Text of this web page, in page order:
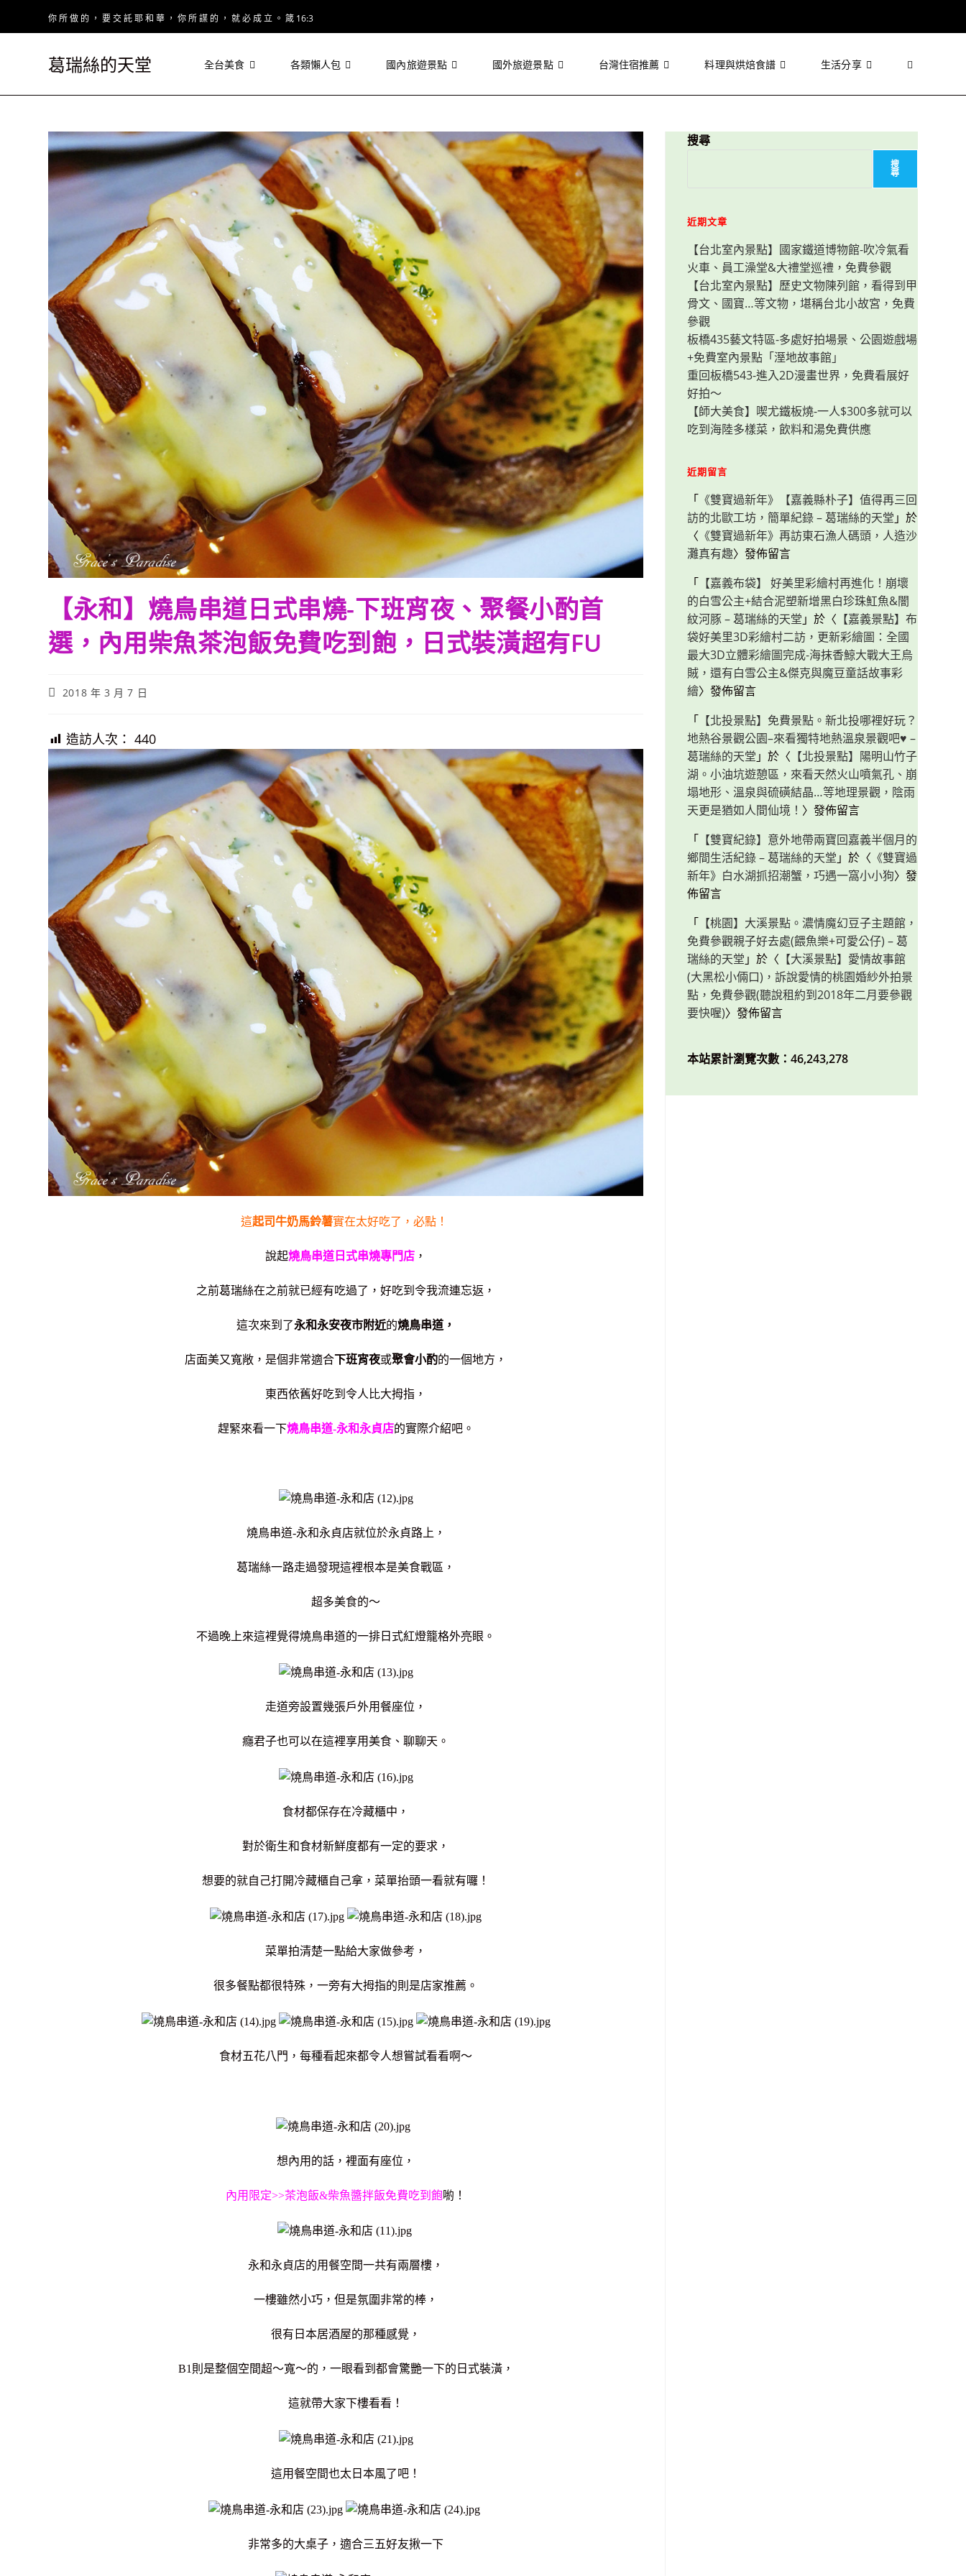
你 所 做 的 ， 要 交 託 耶 和 華 ， 你 所 謀 的 ， 就 必 成 立 。 箴 16:3
葛瑞絲的天堂 全台美食 各類懶人包 國內旅遊景點 國外旅遊景點 台灣住宿推薦 料理與烘焙食譜 生活分享 Toggle
search
【永和】燒鳥串道日式串燒-下班宵夜、聚餐小酌首
選，內用柴魚茶泡飯免費吃到飽，日式裝潢超有FU
Post2018 年 3 月 7 日
造訪人次： 440
這起司牛奶馬鈴薯實在太好吃了，必點！
說起燒鳥串道日式串燒專門店 ，
之前葛瑞絲在之前就已經有吃過了，好吃到令我流連忘返，
這次來到了永和永安夜市附近的燒鳥串道，
店面美又寬敞，是個非常適合下班宵夜或聚會小酌的一個地方，
東西依舊好吃到令人比大拇指，
趕緊來看一下燒鳥串道-永和永貞店的實際介紹吧。
燒鳥串道-永和永貞店就位於永貞路上，
葛瑞絲一路走過發現這裡根本是美食戰區，
超多美食的～
不過晚上來這裡覺得燒鳥串道的一排日式紅燈籠格外亮眼。
走道旁設置幾張戶外用餐座位，
癮君子也可以在這裡享用美食、聊聊天。
食材都保存在冷藏櫃中，
對於衛生和食材新鮮度都有一定的要求，
想要的就自己打開冷藏櫃自己拿，菜單抬頭一看就有囉！
菜單拍清楚一點給大家做參考，
很多餐點都很特殊，一旁有大拇指的則是店家推薦。
食材五花八門，每種看起來都令人想嘗試看看啊～
想內用的話，裡面有座位，
內用限定>>茶泡飯&柴魚醬拌飯免費吃到飽喲！
永和永貞店的用餐空間一共有兩層樓，
一樓雖然小巧，但是氛圍非常的棒，
很有日本居酒屋的那種感覺，
B1則是整個空間超～寬～的，一眼看到都會驚艷一下的日式裝潢，
這就帶大家下樓看看！
這用餐空間也太日本風了吧！
非常多的大桌子，適合三五好友揪一下
搜尋
搜
尋
近期文章
【台北室內景點】國家鐵道博物館-吹冷氣看
火車、員工澡堂&大禮堂巡禮，免費參觀
【台北室內景點】歷史文物陳列館，看得到甲
骨文、國寶…等文物，堪稱台北小故宮，免費
參觀
板橋435藝文特區-多處好拍場景、公園遊戲場
+免費室內景點「溼地故事館」
重回板橋543-進入2D漫畫世界，免費看展好
好拍～
【師大美食】喫尤鐵板燒-一人$300多就可以
吃到海陸多樣菜，飲料和湯免費供應
近期留言
「 《雙寶過新年》【嘉義縣朴子】值得再三回
訪的北歐工坊，簡單紀錄 – 葛瑞絲的天堂 」於
〈 《雙寶過新年》再訪東石漁人碼頭，人造沙
灘真有趣〉發佈留言
「 【嘉義布袋】 好美里彩繪村再進化！崩壞
的白雪公主+結合泥塑新增黑白珍珠魟魚&闇
紋河豚 – 葛瑞絲的天堂 」於〈 【嘉義景點】布
袋好美里3D彩繪村二訪，更新彩繪圖：全國
最大3D立體彩繪圖完成-海抹香鯨大戰大王烏
賊，還有白雪公主&傑克與魔豆童話故事彩
繪〉發佈留言
「 【北投景點】免費景點。新北投哪裡好玩？
地熱谷景觀公園–來看獨特地熱溫泉景觀吧♥ –
葛瑞絲的天堂 」於〈 【北投景點】陽明山竹子
湖。小油坑遊憩區，來看天然火山噴氣孔、崩
塌地形、溫泉與硫磺結晶…等地理景觀，陰雨
天更是猶如人間仙境！ 〉發佈留言
「 【雙寶紀錄】意外地帶兩寶回嘉義半個月的
鄉間生活紀錄 – 葛瑞絲的天堂 」於〈 《雙寶過
新年》白水湖抓招潮蟹，巧遇一窩小小狗〉發
佈留言
「 【桃園】大溪景點。濃情魔幻豆子主題館，
免費參觀親子好去處(餵魚樂+可愛公仔) – 葛
瑞絲的天堂 」於〈 【大溪景點】愛情故事館
(大黑松小倆口)，訴說愛情的桃園婚紗外拍景
點，免費參觀(聽說租約到2018年二月要參觀
要快喔)〉發佈留言
本站累計瀏覽次數：46,243,278